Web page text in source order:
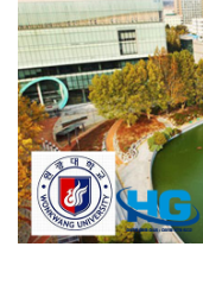
ra trường cao nhất
quốc và được xếp
Quốc về tỷ lệ được